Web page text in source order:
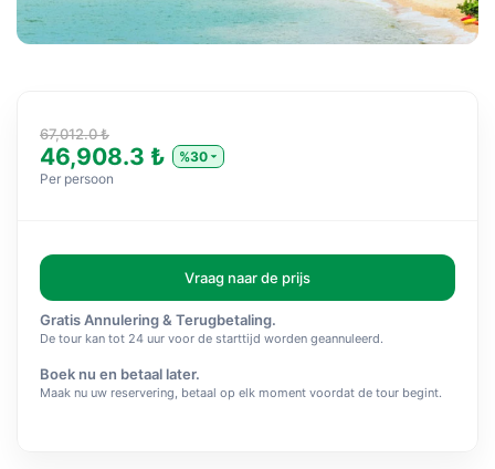
67,012.0 ₺
46,908.3 ₺
%30
Per persoon
Vraag naar de prijs
Gratis Annulering & Terugbetaling.
De tour kan tot 24 uur voor de starttijd worden geannuleerd.
Boek nu en betaal later.
Maak nu uw reservering, betaal op elk moment voordat de tour begint.